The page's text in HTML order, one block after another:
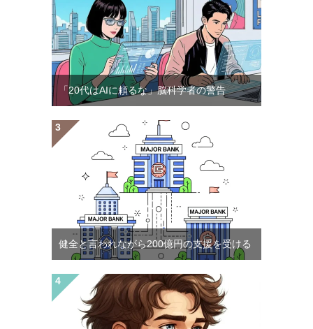
「20代はAIに頼るな」脳科学者の警告
健全と言われながら200億円の支援を受ける